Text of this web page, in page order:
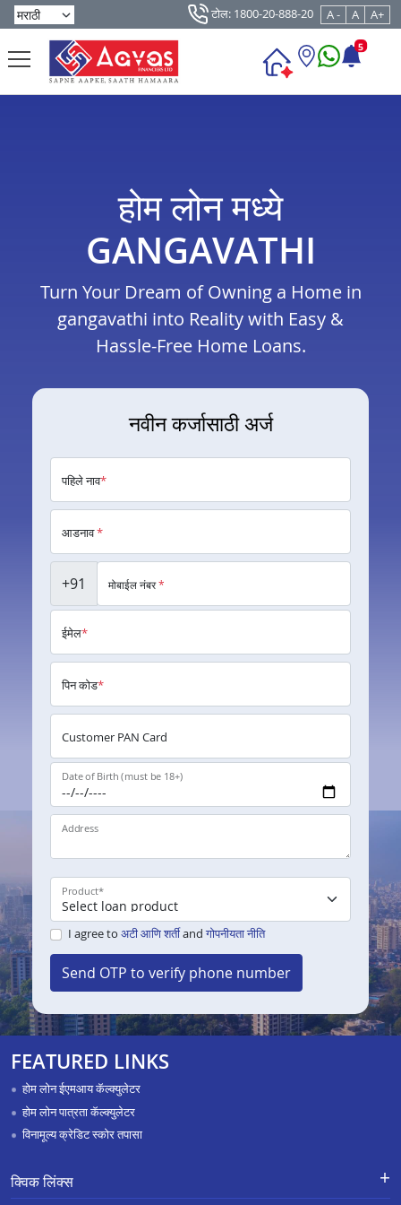
टोल: 1800-20-888-20 A - A A+
5
होम लोन मध्ये
GANGAVATHI
Turn Your Dream of Owning a Home in
gangavathi into Reality with Easy &
Hassle-Free Home Loans.
नवीन कर्जासाठी अर्ज
पहिले नाव*
आडनाव*
+91 मोबाईल नंबर*
ईमेल*
पिन कोड*
Customer PAN Card
Date of Birth (must be 18+)
Address
Product*
I agree to अटी आणि शर्तीand गोपनीयता नीति
Send OTP to verify phone number
FEATURED LINKS
होम लोन ईएमआय कॅल्क्युलेटर
होम लोन पात्रता कॅल्क्युलेटर
विनामूल्य क्रेडिट स्कोर तपासा
क्विक लिंक्स